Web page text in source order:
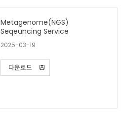
Metagenome(NGS)
Seqeuncing Service
2025-03-19
다운로드